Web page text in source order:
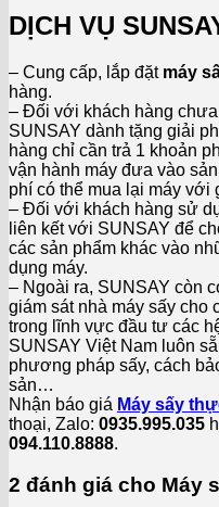
DỊCH VỤ
– Cung cấp, lắp đặt máy
hàng.
– Đối với khách hàng
SUNSAY dành tặng giải
hàng chỉ cần trả 1 khoản
vận hành máy đưa vào
phí có thể mua lại máy với
– Đối với khách hàng sử
liên kết với SUNSAY để
các sản phẩm khác vào
dụng máy.
– Ngoài ra, SUNSAY còn
giám sát nhà máy sấy cho
trong lĩnh vực đầu tư các
SUNSAY Việt Nam luôn
phương pháp sấy, cách
sản…
Nhận báo giá Máy sấy
thoại, Zalo: 0935.995.035
094.110.8888.
2 đánh giá cho Máy